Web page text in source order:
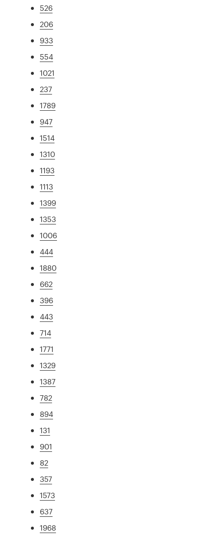
526
206
933
554
1021
237
1789
947
1514
1310
1193
1113
1399
1353
1006
444
1880
662
396
443
714
1771
1329
1387
782
894
131
901
82
357
1573
637
1968